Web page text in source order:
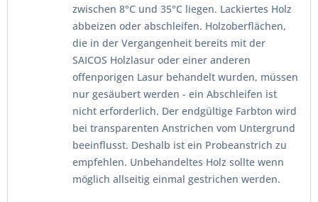
zwischen 8°C und 35°C liegen. Lackiertes Holz
abbeizen oder abschleifen. Holzoberflächen,
die in der Vergangenheit bereits mit der
SAICOS Holzlasur oder einer anderen
offenporigen Lasur behandelt wurden, müssen
nur gesäubert werden - ein Abschleifen ist
nicht erforderlich. Der endgültige Farbton wird
bei transparenten Anstrichen vom Untergrund
beeinflusst. Deshalb ist ein Probeanstrich zu
empfehlen. Unbehandeltes Holz sollte wenn
möglich allseitig einmal gestrichen werden.